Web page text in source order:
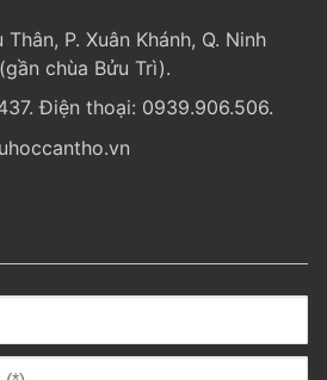
P. Xuân Khánh, Q. Ninh
chùa Bửu Trì).
Điện thoại: 0939.906.506.